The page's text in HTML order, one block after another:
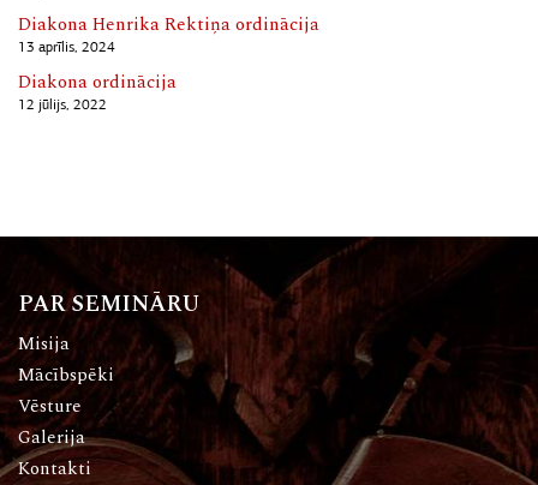
Diakona Henrika Rektiņa ordinācija
13 aprīlis, 2024
Diakona ordinācija
12 jūlijs, 2022
PAR SEMINĀRU
Misija
Mācībspēki
Vēsture
Galerija
Kontakti